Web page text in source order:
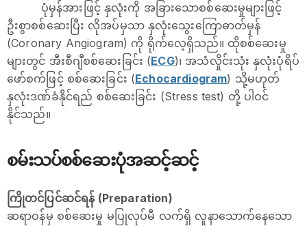
ပုံမှန်အားဖြင့် နှလုံးကို အခြားသောစစ်ဆေးမှုများဖြင့်
ဦးစွာစစ်ဆေးပြီး လိုအပ်မှသာ နှလုံးသွေးကြောဓာတ်မှန်
(Coronary Angiogram) ကို ရိုက်လေ့ရှိသည်။ ထိုစစ်ဆေးမှု
များတွင် အီးစီဂျီစစ်ဆေးခြင်း (ECG)၊ အသံလှိုင်းသုံး နှလုံးပုံရိပ်​
ဖော်စက်ဖြင့် စစ်​ဆေးခြင်း (Echocardiogram) သို့မဟုတ်
နှလုံးဒဏ်ခံနိုင်ရည် စစ်ဆေးခြင်း (Stress test) တို့ ပါဝင်
နိုင်သည်။
စမ်းသပ်စစ်ဆေးပုံအဆင့်ဆင့်
ကြိုတင်ပြင်ဆင်ရန် (Preparation)
ဆရာဝန်မှ စစ်ဆေးမှု မပြုလုပ်မီ လက်ရှိ လူနာသောက်နေသော